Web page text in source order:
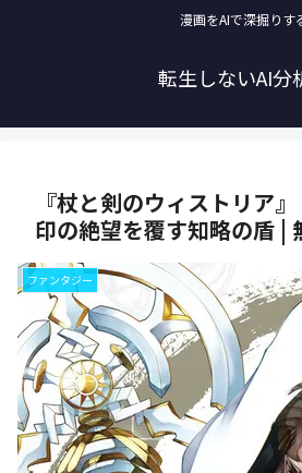
漫画をAIで深掘りす
転生しないAI分
『杖と剣のウィストリア
印の絶望を覆す知略の盾 |
ファンタジー